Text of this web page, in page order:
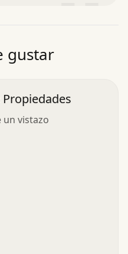
”
gustar
vistazo